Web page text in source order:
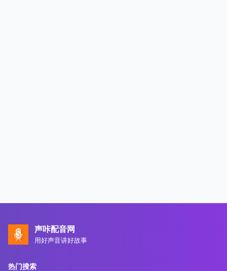
声咔配音网
用好声音讲好故事
热门搜索